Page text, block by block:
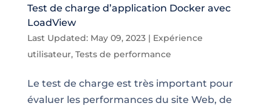
Test de charge d’application Docker avec
LoadView
Last Updated: May 09, 2023| Expérience
utilisateur, Tests de performance
Le test de charge est très important pour
évaluer les performances du site Web, de